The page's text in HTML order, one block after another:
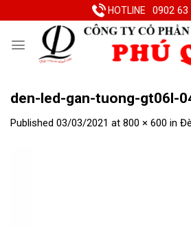
to
HOTLINE 0902 63
den-led-gan-tuong-gt06l-
Published 03/03/2021 at 800 × 600 in